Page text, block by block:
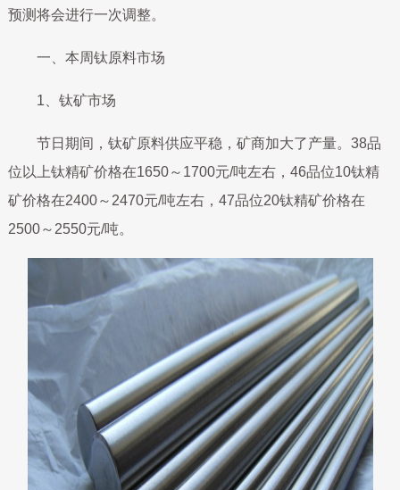
预测将会进行一次调整。
一、本周钛原料市场
1、钛矿市场
节日期间，钛矿原料供应平稳，矿商加大了产量。38品
位以上钛精矿价格在1650～1700元/吨左右，46品位10钛精
矿价格在2400～2470元/吨左右，47品位20钛精矿价格在
2500～2550元/吨。